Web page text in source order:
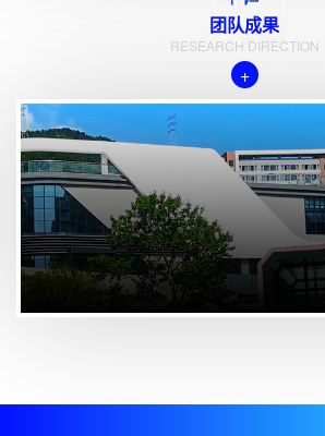
团队成果
RESEARCH DIRECTION
+